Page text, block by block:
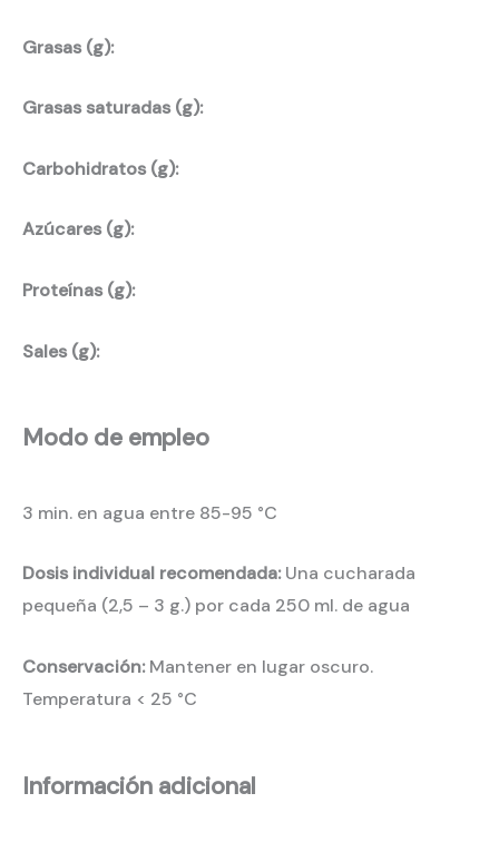
Grasas (g):
Grasas saturadas (g):
Carbohidratos (g):
Azúcares (g):
Proteínas (g):
Sales (g):
Modo de empleo
3 min. en agua entre 85-95 °C
Dosis individual recomendada:Una cucharada
pequeña (2,5 – 3 g.) por cada 250 ml. de agua
Conservación:Mantener en lugar oscuro.
Temperatura < 25 °C
Información adicional